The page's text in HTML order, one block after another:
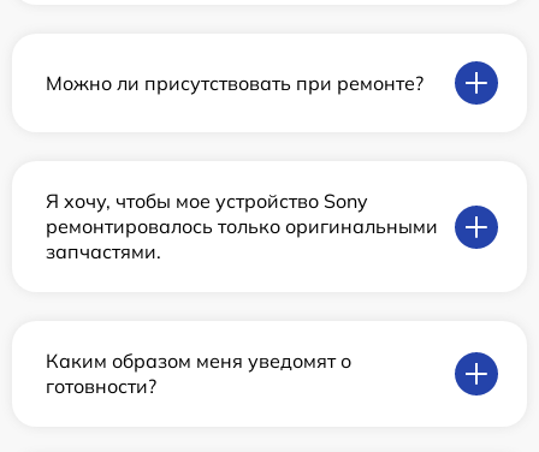
Можно ли присутствовать при ремонте?
Я хочу, чтобы мое устройство Sony
ремонтировалось только оригинальными
запчастями.
Каким образом меня уведомят о
готовности?